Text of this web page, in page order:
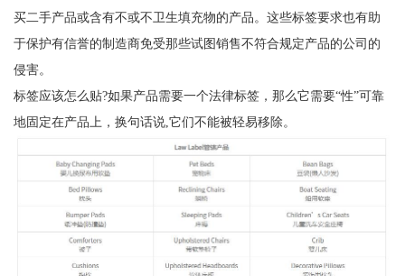
买二手产品或含有不或不卫生填充物的产品。这些标签要求也有助
于保护有信誉的制造商免受那些试图销售不符合规定产品的公司的
侵害。
标签应该怎么贴?如果产品需要一个法律标签，那么它需要“性”可靠
地固定在产品上，换句话说,它们不能被轻易移除。